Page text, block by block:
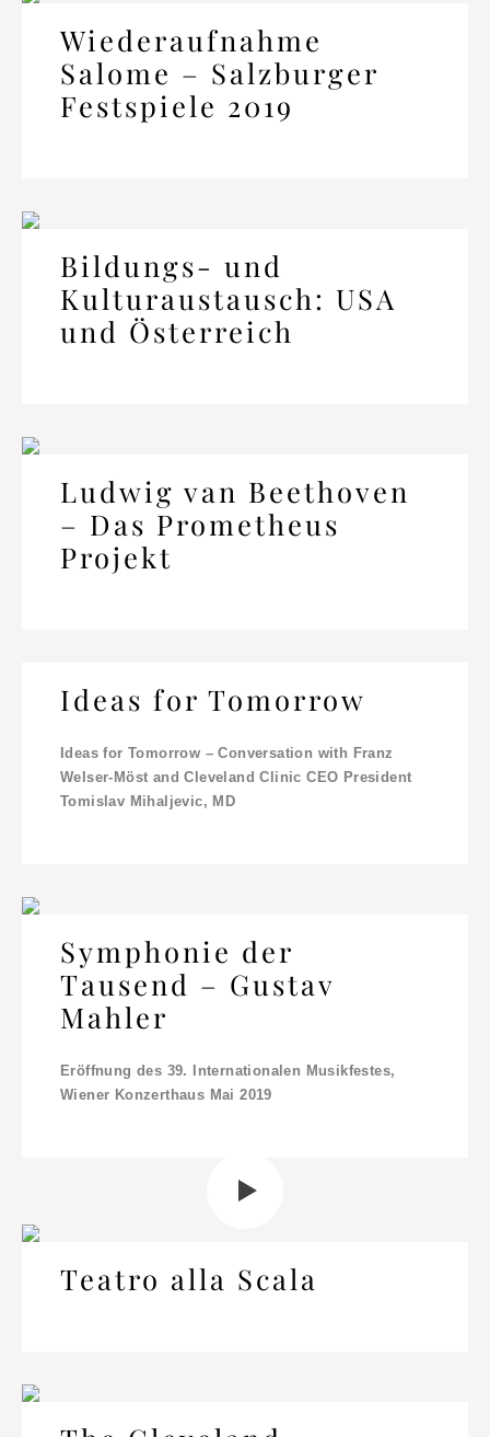
Wiederaufnahme
Salome – Salzburger
Festspiele 2019
Bildungs- und
Kulturaustausch: USA
und Österreich
Ludwig van Beethoven
– Das Prometheus
Projekt
Ideas for Tomorrow
Ideas for Tomorrow – Conversation with Franz
Welser-Möst and Cleveland Clinic CEO President
Tomislav Mihaljevic, MD
Symphonie der
Tausend – Gustav
Mahler
Eröffnung des 39. Internationalen Musikfestes,
Wiener Konzerthaus Mai 2019
Teatro alla Scala